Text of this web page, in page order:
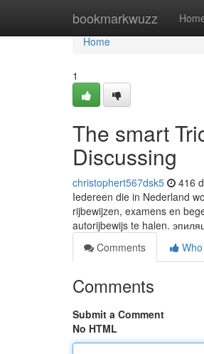
bookmarkwuzz
Home
Home
1
The smart
Discussing
christophert567dsk5 416
Iedereen die in Nederland
rijbewijzen, examens en
autorijbewijs te halen.
Comments
Comments
Submit a Comment
No HTML